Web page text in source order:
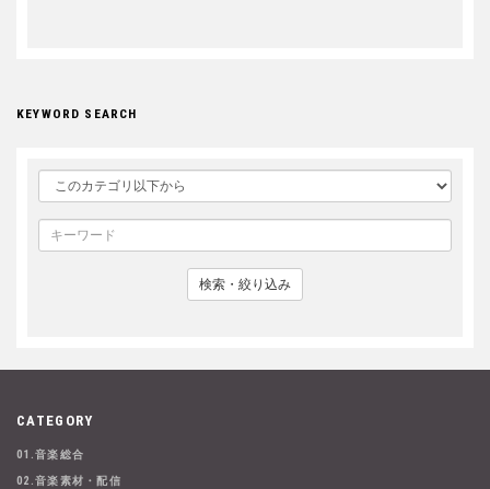
KEYWORD SEARCH
検索・絞り込み
CATEGORY
01.音楽総合
02.音楽素材・配信